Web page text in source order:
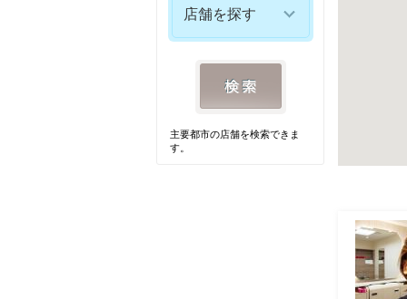
店舗を探す
主要都市の店舗を検索できま
す。